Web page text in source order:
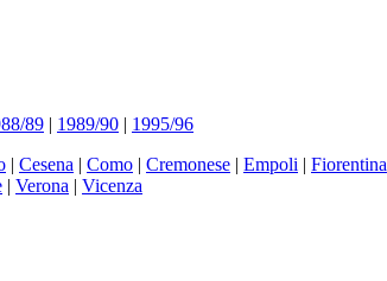
89 | 1989/90 | 1995/96
| Cesena | Como | Cremonese | Empoli | Fiorentina
| Verona | Vicenza